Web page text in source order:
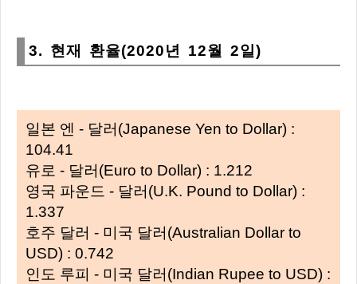
3. 현재 환율(2020년 12월 2일)
일본 엔 - 달러(Japanese Yen to Dollar) :
104.41
유로 - 달러(Euro to Dollar) : 1.212
영국 파운드 - 달러(U.K. Pound to Dollar) :
1.337
호주 달러 - 미국 달러(Australian Dollar to
USD) : 0.742
인도 루피 - 미국 달러(Indian Rupee to USD) :